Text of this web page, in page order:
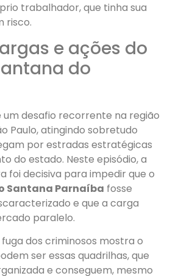
trabalhador, que tinha sua
risco.
e ações do
do
um desafio recorrente na região
Paulo, atingindo sobretudo
por estradas estratégicas
do estado. Neste episódio, a
foi decisiva para impedir que o
Santana Parnaíba fosse
e que a carga
paralelo.
dos criminosos mostra o
ser essas quadrilhas, que
e conseguem, mesmo